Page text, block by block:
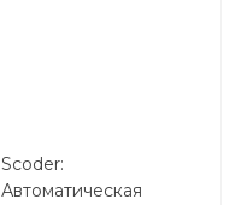
Scoder:
Автоматическая